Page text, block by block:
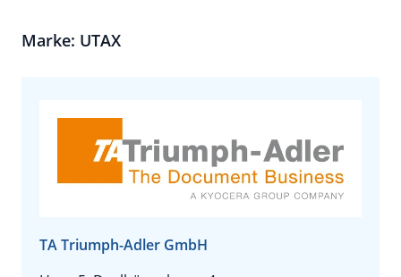
Marke: UTAX
TA Triumph-Adler GmbH